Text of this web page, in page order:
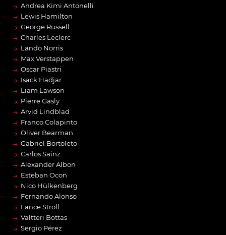
→ Andrea Kimi Antonelli
→ Lewis Hamilton
→ George Russell
→ Charles Leclerc
→ Lando Norris
→ Max Verstappen
→ Oscar Piastri
→ Isack Hadjar
→ Liam Lawson
→ Pierre Gasly
→ Arvid Lindblad
→ Franco Colapinto
→ Oliver Bearman
→ Gabriel Bortoleto
→ Carlos Sainz
→ Alexander Albon
→ Esteban Ocon
→ Nico Hülkenberg
→ Fernando Alonso
→ Lance Stroll
→ Valtteri Bottas
→ Sergio Pérez